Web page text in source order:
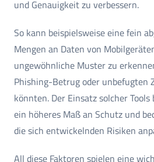
und Genauigkeit zu verbessern.
So kann beispielsweise eine fein
Mengen an Daten von
ungewöhnliche Muster zu
Phishing-Betrug oder unbefugten
könnten. Der Einsatz solcher
ein höheres Maß an Schutz und
die sich entwickelnden Risiken
All diese Faktoren spielen eine